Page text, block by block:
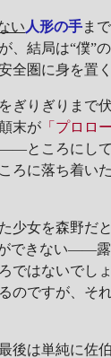
い 人形の手ま
、結局は“僕”
全圏に身を置
ぎりぎりまで
末が 「プロロ
ところにし
ろに落ち着い
少女を森野だ
できない――
ではないでし
のですが、
後は単純に佐